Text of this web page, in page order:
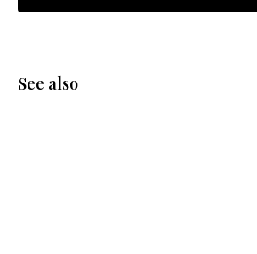
See also